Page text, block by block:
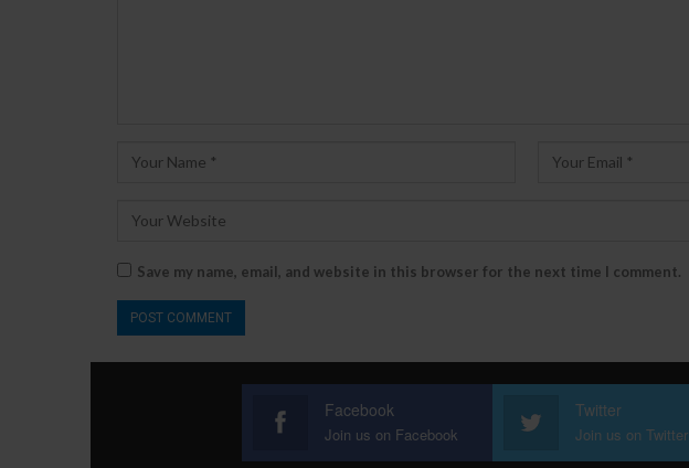
Save my name, email, and website in this browser for the next time I comment.
Facebook
Join us on Facebook
Twitter
Join us on Twitter